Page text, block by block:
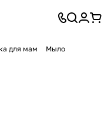
для мам Мыло